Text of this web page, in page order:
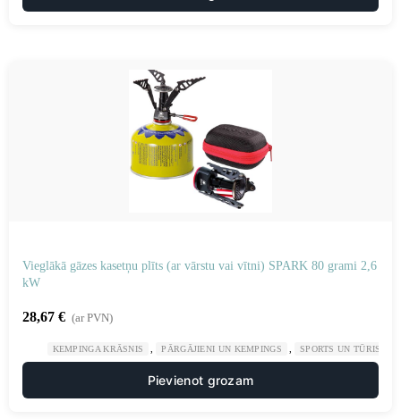
Vieglākā gāzes kasetņu plīts (ar vārstu vai vītni) SPARK 80 grami 2,6
kW
28,67 € (ar PVN)
KEMPINGA KRĀSNIS PĀRGĀJIENI UN KEMPINGS SPORTS UN TŪRISMS
Pievienot grozam